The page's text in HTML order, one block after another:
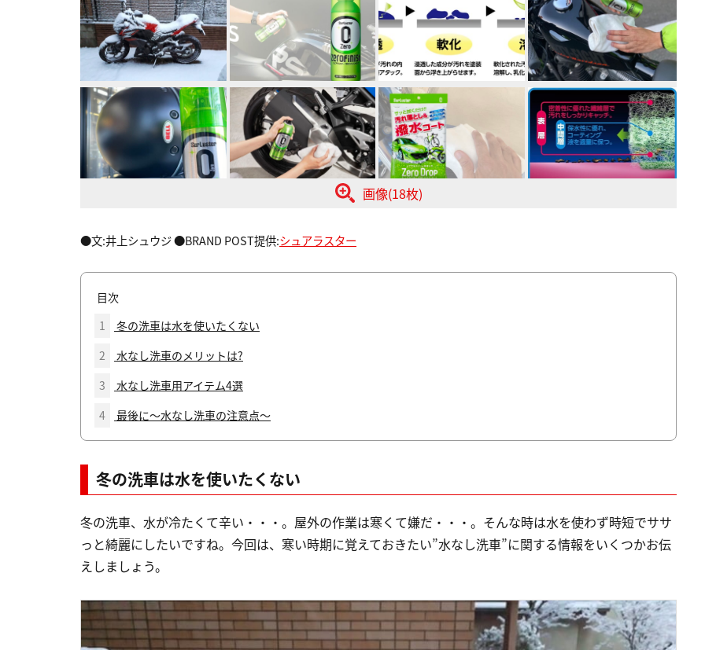
画像(18枚)
●文:井上シュウジ ●BRAND POST提供:シュアラスター
目次
1
冬の洗車は水を使いたくない
2
水なし洗車のメリットは?
3
水なし洗車用アイテム4選
4
最後に〜水なし洗車の注意点〜
冬の洗車は水を使いたくない
冬の洗車、水が冷たくて辛い・・・。屋外の作業は寒くて嫌だ・・・。そんな時は水を使わず時短でササ
っと綺麗にしたいですね。今回は、寒い時期に覚えておきたい”水なし洗車”に関する情報をいくつかお伝
えしましょう。